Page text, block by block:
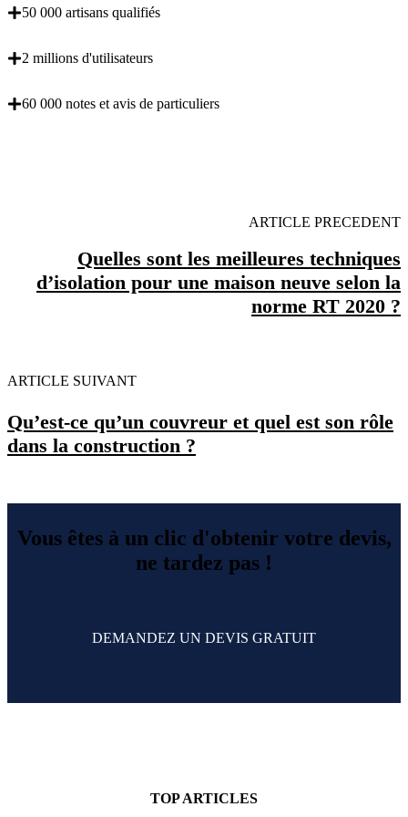
50 000 artisans qualifiés
2 millions d'utilisateurs
60 000 notes et avis de particuliers
ARTICLE PRECEDENT
Quelles sont les meilleures techniques
d’isolation pour une maison neuve selon la
norme RT 2020 ?
ARTICLE SUIVANT
Qu’est-ce qu’un couvreur et quel est son rôle
dans la construction ?
Vous êtes à un clic d'obtenir votre devis,
ne tardez pas !
DEMANDEZ UN DEVIS GRATUIT
TOP ARTICLES